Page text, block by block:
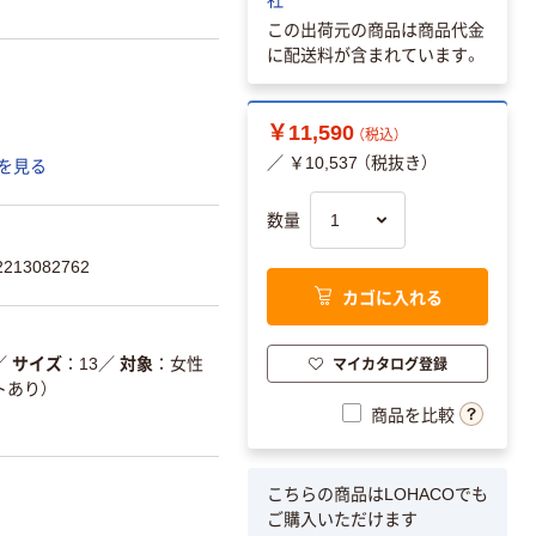
見る
サイズ 13 ／ 対象
女性
り）
この出荷元の商品は商品代金
に配送料が含まれています。
￥11,590 （税込）
／ ￥10,537 （税抜き）
数量
カゴに入れる
マイカタログ登録
商品を比較
こちらの商品はLOHACOでも
ご購入いただけます